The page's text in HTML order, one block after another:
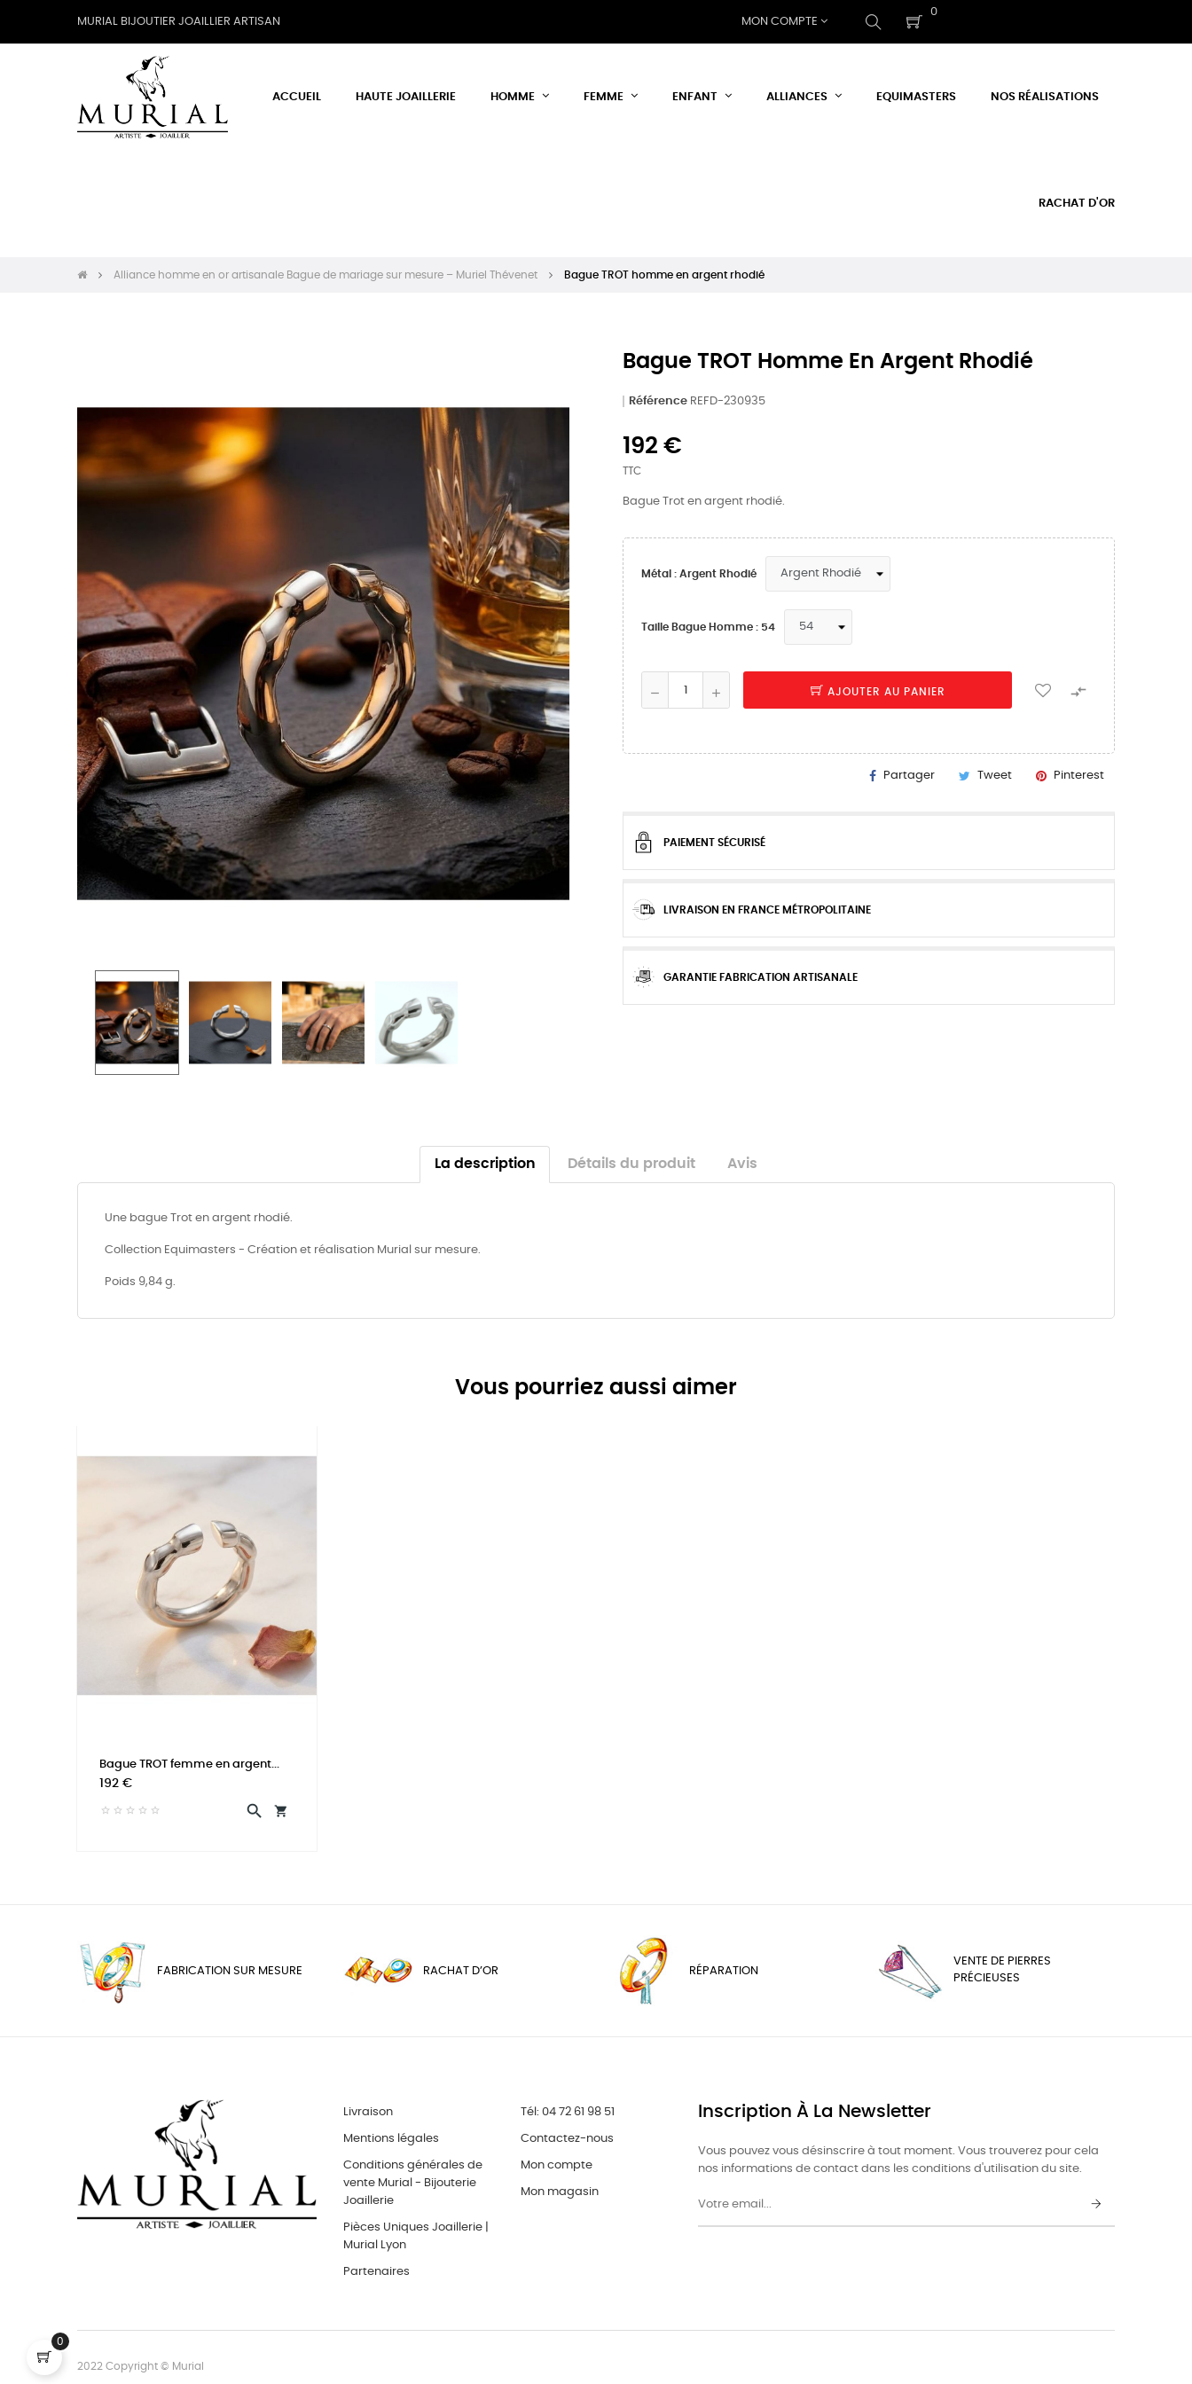
MURIAL BIJOUTIER JOAILLIER ARTISAN MON COMPTE
0
ACCUEIL HAUTE JOAILLERIE HOMME FEMME ENFANT ALLIANCES EQUIMASTERS NOS RÉALISATIONS
RACHAT D'OR
Alliance homme en or artisanale Bague de mariage sur mesure – Muriel Thévenet Bague TROT homme en argent rhodié
Bague TROT Homme En Argent Rhodié
Référence REFD-230935
192 €
TTC
Bague Trot en argent rhodié.
Métal : Argent Rhodié
Taille Bague Homme : 54
AJOUTER AU PANIER 
Partager Tweet Pinterest
PAIEMENT SÉCURISÉ
LIVRAISON EN FRANCE MÉTROPOLITAINE
GARANTIE FABRICATION ARTISANALE
La description Détails du produit Avis
Une bague Trot en argent rhodié.
Collection Equimasters - Création et réalisation Murial sur mesure.
Poids 9,84 g.
Vous pourriez aussi aimer
Bague TROT femme en argent...
Prix
192 €


FABRICATION SUR MESURE RACHAT D’OR RÉPARATION
VENTE DE PIERRES
PRÉCIEUSES
Livraison
Mentions légales
Conditions générales de
vente Murial - Bijouterie
Joaillerie
Pièces Uniques Joaillerie |
Murial Lyon
Partenaires
Tél: 04 72 61 98 51
Contactez-nous
Mon compte
Mon magasin
Inscription À La Newsletter
Vous pouvez vous désinscrire à tout moment. Vous trouverez pour cela
nos informations de contact dans les conditions d'utilisation du site.
2022 Copyright © Murial
0